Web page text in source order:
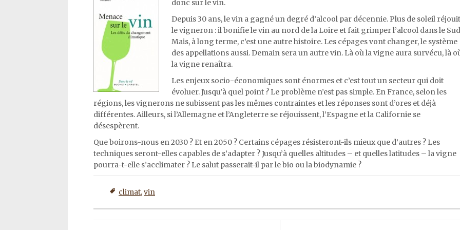
donc sur le vin.
Depuis 30 ans, le vin a gagné un degré d’alcool par décennie. Plus de soleil réjouit
le vigneron : il bonifie le vin au nord de la Loire et fait grimper l’alcool dans le
Mais, à long terme, c’est une autre histoire. Les cépages vont changer, le système
des appellations aussi. Demain sera un autre vin. Là où la vigne aura survécu, là
la vigne renaîtra.
Les enjeux socio-économiques sont énormes et c’est tout un secteur qui doit
évoluer. Jusqu’à quel point ? Le problème n’est pas simple. En France, selon les
régions, les vignerons ne subissent pas les mêmes contraintes et les réponses sont d’ores et déjà
différentes. Ailleurs, si l’Allemagne et l’Angleterre se réjouissent, l’Espagne et la Californie se
désespèrent.
Que boirons-nous en 2030 ? Et en 2050 ? Certains cépages résisteront-ils mieux que d’autres ? Les
techniques seront-elles capables de s’adapter ? Jusqu’à quelles altitudes – et quelles latitudes – la vigne
pourra-t-elle s’acclimater ? Le salut passerait-il par le bio ou la biodynamie ?
climat,vin